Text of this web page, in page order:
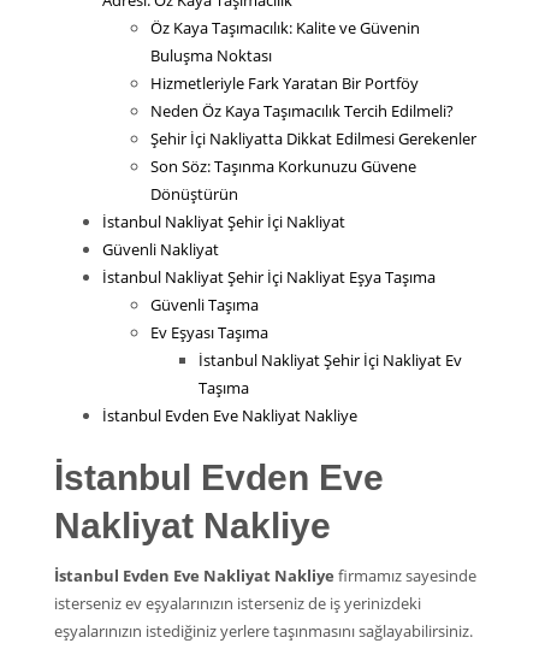
Öz Kaya Taşımacılık: Kalite ve Güvenin
Buluşma Noktası
Hizmetleriyle Fark Yaratan Bir Portföy
Neden Öz Kaya Taşımacılık Tercih Edilmeli?
Şehir İçi Nakliyatta Dikkat Edilmesi Gerekenler
Son Söz: Taşınma Korkunuzu Güvene
Dönüştürün
İstanbul Nakliyat Şehir İçi Nakliyat
Güvenli Nakliyat
İstanbul Nakliyat Şehir İçi Nakliyat Eşya Taşıma
Güvenli Taşıma
Ev Eşyası Taşıma
İstanbul Nakliyat Şehir İçi Nakliyat Ev
Taşıma
İstanbul Evden Eve Nakliyat Nakliye
İstanbul Evden Eve
Nakliyat Nakliye
İstanbul Evden Eve Nakliyat Nakliye firmamız sayesinde
isterseniz ev eşyalarınızın isterseniz de iş yerinizdeki
eşyalarınızın istediğiniz yerlere taşınmasını sağlayabilirsiniz.